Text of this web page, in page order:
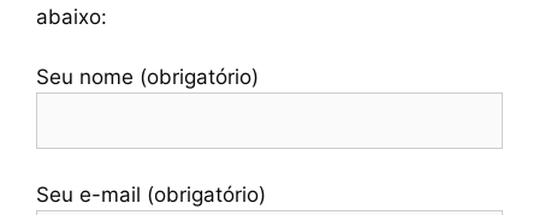
abaixo:
Seu nome (obrigatório)
Seu e-mail (obrigatório)